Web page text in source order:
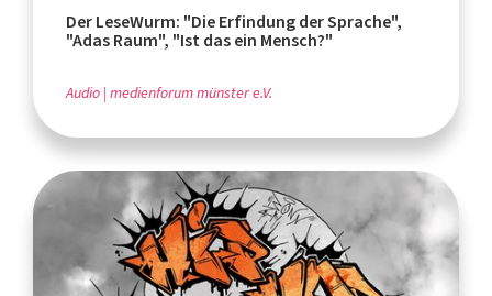
Der LeseWurm: "Die Erfindung der Sprache",
"Adas Raum", "Ist das ein Mensch?"
Audio medienforum münster e.V.